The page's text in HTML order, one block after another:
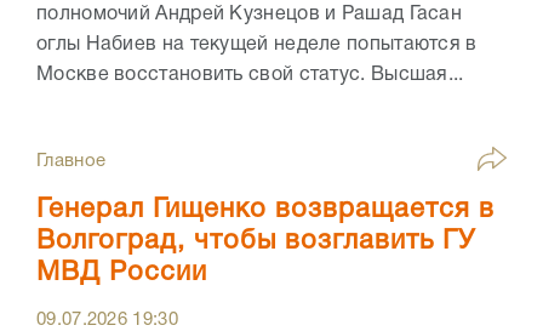
полномочий Андрей Кузнецов и Рашад Гасан
оглы Набиев на текущей неделе попытаются в
Москве восстановить свой статус. Высшая...
Главное
Генерал Гищенко возвращается в
Волгоград, чтобы возглавить ГУ
МВД России
09.07.2026 19:30